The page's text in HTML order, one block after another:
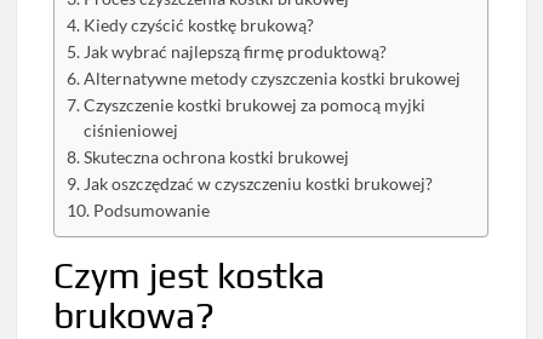
Kiedy czyścić kostkę brukową?
Jak wybrać najlepszą firmę produktową?
Alternatywne metody czyszczenia kostki brukowej
Czyszczenie kostki brukowej za pomocą myjki
ciśnieniowej
Skuteczna ochrona kostki brukowej
Jak oszczędzać w czyszczeniu kostki brukowej?
Podsumowanie
Czym jest kostka
brukowa?